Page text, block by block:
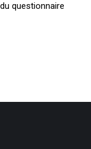
questionnaire